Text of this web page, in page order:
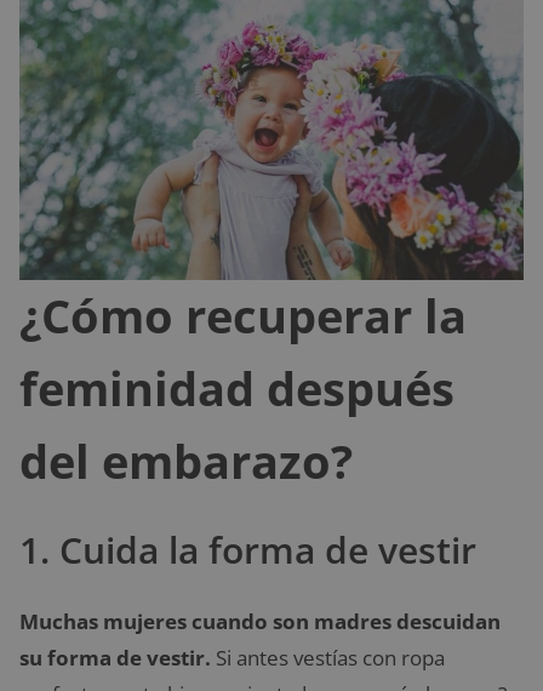
¿Cómo recuperar la
feminidad después
del embarazo?
1. Cuida la forma de vestir
Muchas mujeres cuando son madres descuidan
su forma de vestir. Si antes vestías con ropa